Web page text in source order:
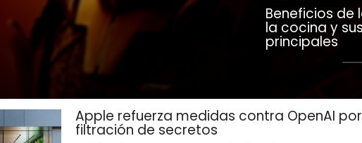
Beneficios de
la cocina y
principales
Apple refuerza medidas contra OpenAI por
filtración de secretos